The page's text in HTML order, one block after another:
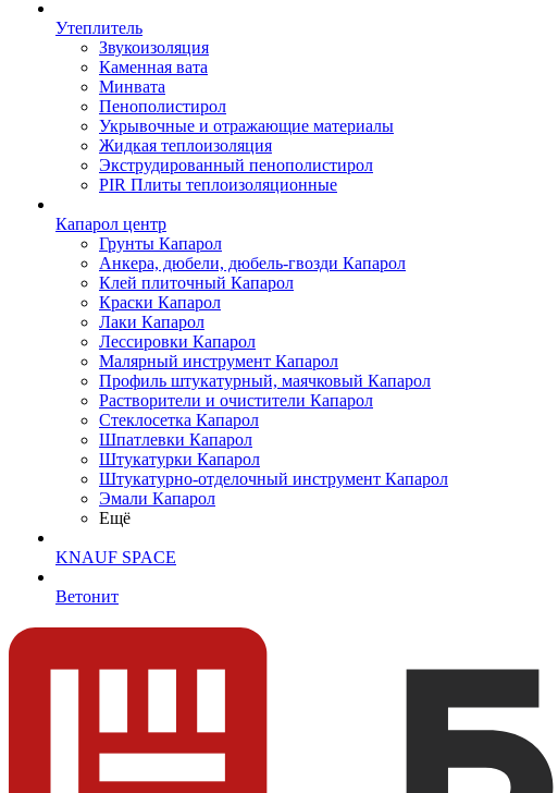
Утеплитель
Звукоизоляция
Каменная вата
Минвата
Пенополистирол
Укрывочные и отражающие материалы
Жидкая теплоизоляция
Экструдированный пенополистирол
PIR Плиты теплоизоляционные
Капарол центр
Грунты Капарол
Анкера, дюбели, дюбель-гвозди Капарол
Клей плиточный Капарол
Краски Капарол
Лаки Капарол
Лессировки Капарол
Малярный инструмент Капарол
Профиль штукатурный, маячковый Капарол
Растворители и очистители Капарол
Cтеклосетка Капарол
Шпатлевки Капарол
Штукатурки Капарол
Штукатурно-отделочный инструмент Капарол
Эмали Капарол
Ещё
KNAUF SPACE
Ветонит